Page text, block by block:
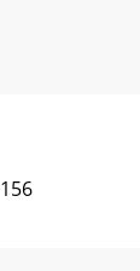
156